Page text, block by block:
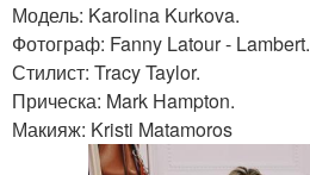
Модель: Karolina Kurkova.
Фотограф: Fanny Latour - Lambert.
Стилист: Tracy Taylor.
Прическа: Mark Hampton.
Макияж: Kristi Matamoros